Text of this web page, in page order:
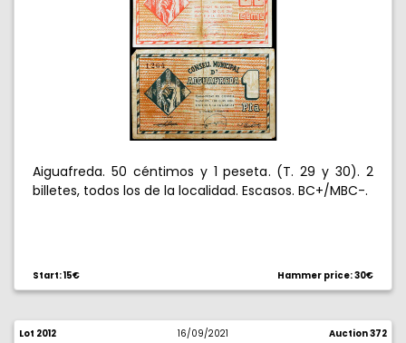
Aiguafreda. 50 céntimos y 1 peseta. (T. 29 y 30). 2
billetes, todos los de la localidad. Escasos. BC+/MBC-.
Start: 15€ Hammer price: 30€
Lot 2012 16/09/2021 Auction 372